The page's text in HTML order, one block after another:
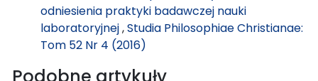
odniesienia praktyki badawczej nauki
laboratoryjnej,Studia Philosophiae Christianae:
Tom 52 Nr 4 (2016)